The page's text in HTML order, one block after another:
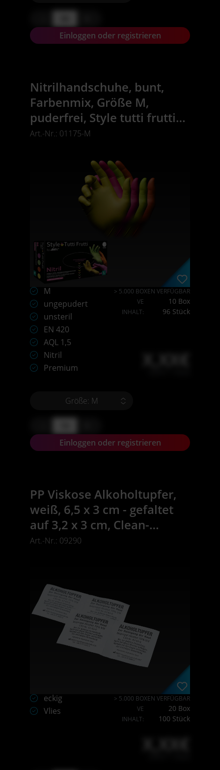
Einloggen oder registrieren
Nitrilhandschuhe, bunt,
Farbenmix, Größe M,
puderfrei, Style tutti frutti
by Med-Comfort
Art.-Nr.: 01175-M
M
ungepudert
unsteril
EN 420
AQL 1,5
Nitril
Premium
> 5.000 BOXEN VERFÜGBAR
VE
10 Box
INHALT: 96 Stück
X,XX€
Größe: M
Einloggen oder registrieren
PP Viskose Alkoholtupfer,
weiß, 6,5 x 3 cm - gefaltet
auf 3,2 x 3 cm, Clean-
Comfort
Art.-Nr.: 09290
eckig
Vlies
> 5.000 BOXEN VERFÜGBAR
VE
20 Box
INHALT: 100 Stück
X,XX€